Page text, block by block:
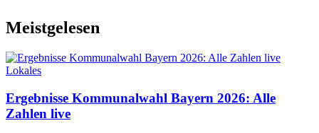
Meistgelesen
Lokales
Ergebnisse Kommunalwahl Bayern 2026: Alle
Zahlen live